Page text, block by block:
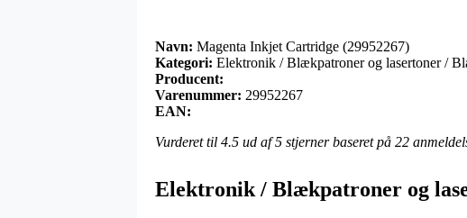
Navn: Magenta Inkjet Cartridge (29952267)
Kategori: Elektronik / Blækpatroner og lasertoner /
Producent:
Varenummer: 29952267
EAN:
Vurderet til 4.5 ud af 5 stjerner baseret på 22
Elektronik / Blækpatroner og